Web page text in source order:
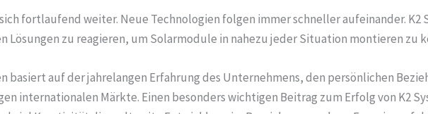
fortlaufend weiter. Neue Technologien folgen immer schneller aufeinander.
Lösungen zu reagieren, um Solarmodule in nahezu jeder Situation montieren zu
basiert auf der jahrelangen Erfahrung des Unternehmens, den persönlichen
internationalen Märkte. Einen besonders wichtigen Beitrag zum Erfolg von K2